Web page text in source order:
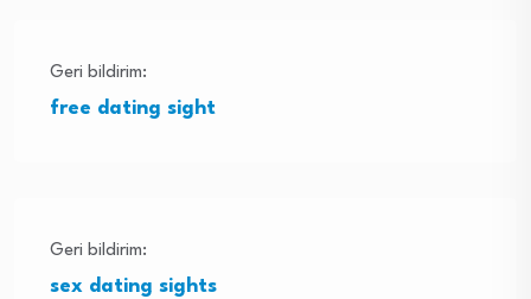
Geri bildirim:
free dating sight
Geri bildirim:
sex dating sights